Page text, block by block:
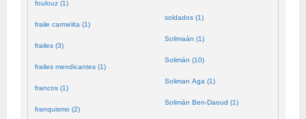
foulouz (1)
fraile carmelita (1)
frailes (3)
frailes mendicantes (1)
francos (1)
franquismo (2)
soldados (1)
Solimaán (1)
Solimán (10)
Soliman Aga (1)
Solimán Ben-Daoud (1)